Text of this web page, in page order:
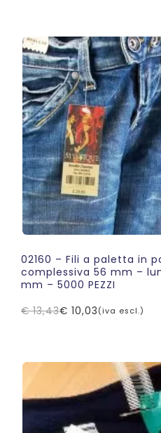
era:
€ 13,43.
è:
€ 10,03.
02160 – Fili a paletta in
complessiva 56 mm –
mm – 5000 PEZZI
€13,43
Il
era:
€ 10,03
Il
è:
(iva escl.)